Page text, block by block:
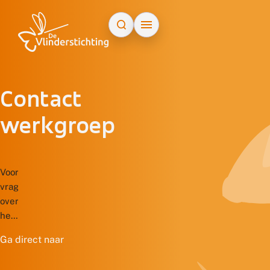
Contact
werkgroep
Voor
vragen
over
het
administratieve
Ga direct naar